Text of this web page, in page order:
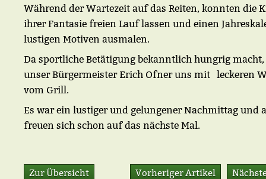
Während der Wartezeit auf das Reiten, konnten die
ihrer Fantasie freien Lauf lassen und einen
lustigen Motiven ausmalen.
Da sportliche Betätigung bekanntlich hungrig macht,
unser Bürgermeister Erich Ofner uns mit leckeren
vom Grill.
Es war ein lustiger und gelungener Nachmittag und
freuen sich schon auf das nächste Mal.
Vorheriger Artikel
Zur Übersicht